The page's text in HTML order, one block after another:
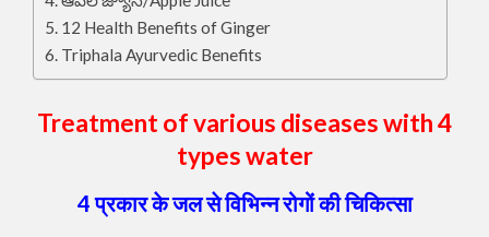
12 Health Benefits of Ginger
Triphala Ayurvedic Benefits
Treatment of various diseases with 4
types water
4 प्रकार के जल से विभिन्न रोगों की चिकित्सा